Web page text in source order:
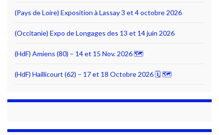
(Pays de Loire) Exposition à Lassay 3 et 4 octobre 2026
(Occitanie) Expo de Longages des 13 et 14 juin 2026
(HdF) Amiens (80) – 14 et 15 Nov. 2026 🗺
(HdF) Haillicourt (62) – 17 et 18 Octobre 2026 🗓 🗺